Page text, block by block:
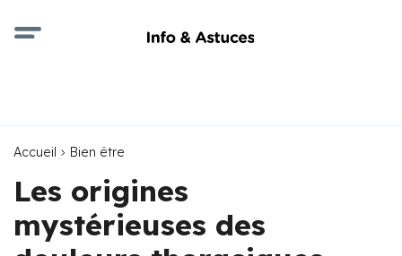
Accueil Bien être
Les origines
mystérieuses des